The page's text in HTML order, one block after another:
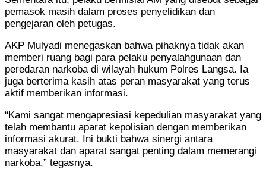
pemasok masih dalam proses penyelidikan dan
pengejaran oleh petugas.
AKP Mulyadi menegaskan bahwa pihaknya tidak akan
memberi ruang bagi para pelaku penyalahgunaan dan
peredaran narkoba di wilayah hukum Polres Langsa. Ia
juga berterima kasih atas peran masyarakat yang terus
aktif memberikan informasi.
“Kami sangat mengapresiasi kepedulian masyarakat yang
telah membantu aparat kepolisian dengan memberikan
informasi akurat. Ini bukti bahwa sinergi antara
masyarakat dan aparat sangat penting dalam memerangi
narkoba,” tegasnya.